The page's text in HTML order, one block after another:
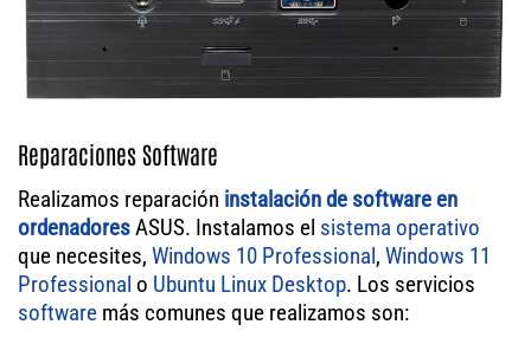
Reparaciones Software
Realizamos reparación instalación de software en
ordenadoresASUS. Instalamos el sistema operativo
que necesites, Windows 10 Professional, Windows 11
Professional o Ubuntu Linux Desktop. Los servicios
software más comunes que realizamos son: